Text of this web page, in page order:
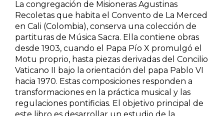
Historia
Ingeniería
Lenguas
Literatura
La congregación de Misioneras Agustinas
Recoletas que habita el Convento de La Merced
en Cali (Colombia), conserva una colección de
partituras de Música Sacra. Ella contiene obras
desde 1903, cuando el Papa Pío X promulgó el
Motu proprio, hasta piezas derivadas del Concilio
Vaticano II bajo la orientación del papa Pablo VI
hacia 1970. Estas composiciones responden a
transformaciones en la práctica musical y las
regulaciones pontificias. El objetivo principal de